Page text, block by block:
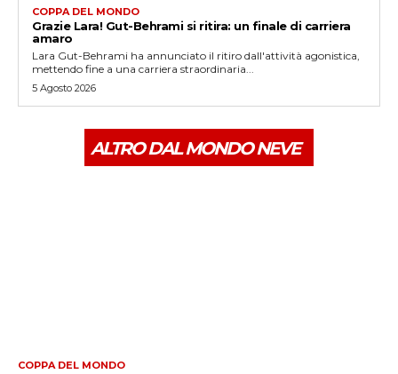
COPPA DEL MONDO
Grazie Lara! Gut-Behrami si ritira: un finale di carriera
amaro
Lara Gut-Behrami ha annunciato il ritiro dall'attività agonistica,
mettendo fine a una carriera straordinaria...
5 Agosto 2026
ALTRO DAL MONDO NEVE
COPPA DEL MONDO